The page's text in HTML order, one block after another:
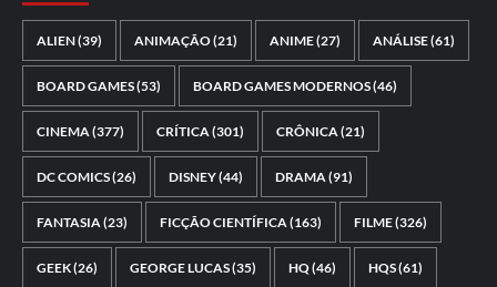
ALIEN(39) ANIMAÇÃO(21) ANIME(27) ANÁLISE(61)
BOARD GAMES(53) BOARD GAMES MODERNOS(46)
CINEMA(377) CRÍTICA(301) CRÔNICA(21)
DC COMICS(26) DISNEY(44) DRAMA(91)
FANTASIA(23) FICÇÃO CIENTÍFICA(163) FILME(326)
GEEK(26) GEORGE LUCAS(35) HQ(46) HQS(61)